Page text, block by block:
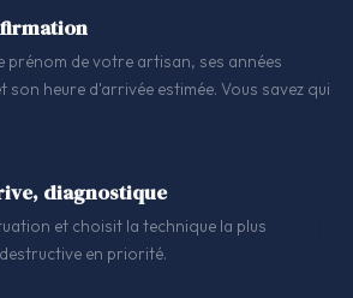
prénom de votre artisan, ses années
son heure d'arrivée estimée. Vous savez qui
diagnostique
et choisit la technique la plus
en priorité.